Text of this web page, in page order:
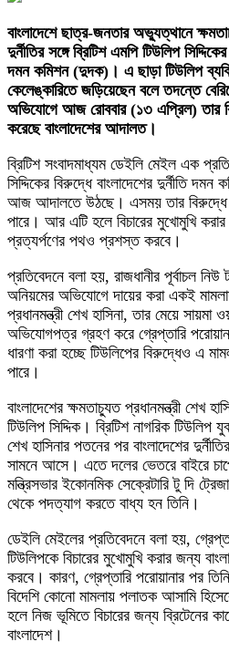
বাংলাদেশে ছাত্র-জনতার অভ্যুত্থানে
দুর্নীতির সঙ্গে ব্রিটিশ এমপি টিউলিপ
দমন কমিশন (দুদক)। এ ছাড়া টিউলিপ
কেলেঙ্কারিতে জড়িয়েছেন বলে তদন্তে
অভিযোগে আজ রোববার (১৩ এপ্রিল) তার
করেছে বাংলাদেশের আদালত।
ব্রিটিশ সংবাদমাধ্যম ডেইলি মেইল এক
সিদ্দিকের বিরুদ্ধে বাংলাদেশের দুর্নীতি
আজ আদালতে উঠছে। এসময় তার বিরুদ্ধে
পারে। আর এটি হলে বিচারের মুখোমুখি করার
প্রত্যর্পণের পথও প্রশস্ত করবে।
প্রতিবেদনে বলা হয়, রাজধানীর পূর্বাচল নিউ
অনিয়মের অভিযোগে দায়ের করা একই
প্রধানমন্ত্রী শেখ হাসিনা, তার মেয়ে
অভিযোগপত্র গ্রহণ করে গ্রেপ্তারি
ধারণা করা হচ্ছে টিউলিপের বিরুদ্ধেও এ
পারে।
বাংলাদেশের ক্ষমতাচ্যুত প্রধানমন্ত্রী শেখ
টিউলিপ সিদ্দিক। ব্রিটিশ নাগরিক টিউলিপ
শেখ হাসিনার পতনের পর বাংলাদেশের
সামনে আসে। এতে দলের ভেতরে বাইরে
মন্ত্রিসভার ইকোনমিক সেক্রেটারি টু দি
থেকে পদত্যাগ করতে বাধ্য হন তিনি।
ডেইলি মেইলের প্রতিবেদনে বলা হয়,
টিউলিপকে বিচারের মুখোমুখি করার জন্য
করবে। কারণ, গ্রেপ্তারি পরোয়ানার পর
বিদেশি কোনো মামলায় পলাতক আসামি
হলে নিজ ভূমিতে বিচারের জন্য ব্রিটেনের
বাংলাদেশ।